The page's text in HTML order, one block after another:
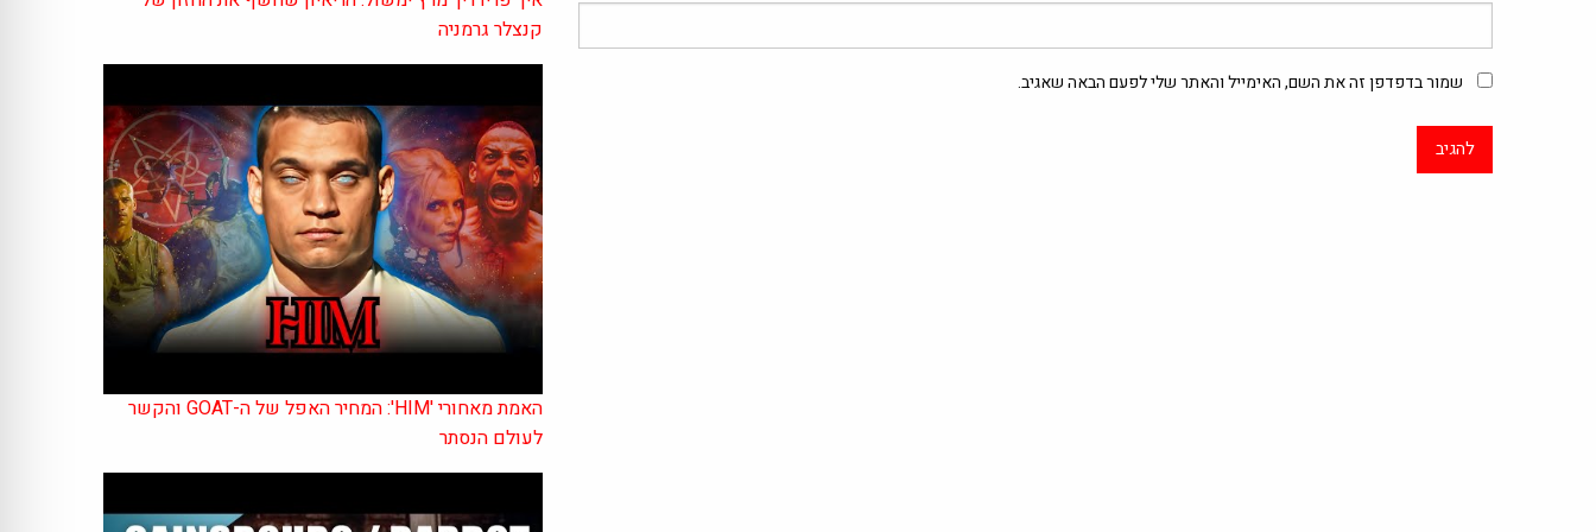
שמור בדפדפן זה את השם, האימייל והאתר שלי לפעם הבאה שאגיב.
קנצלר גרמניה
האמת מאחורי 'HIM': המחיר האפל של ה-GOAT והקשר
לעולם הנסתר